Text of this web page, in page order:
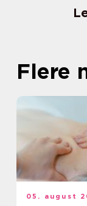
Flere
05. august